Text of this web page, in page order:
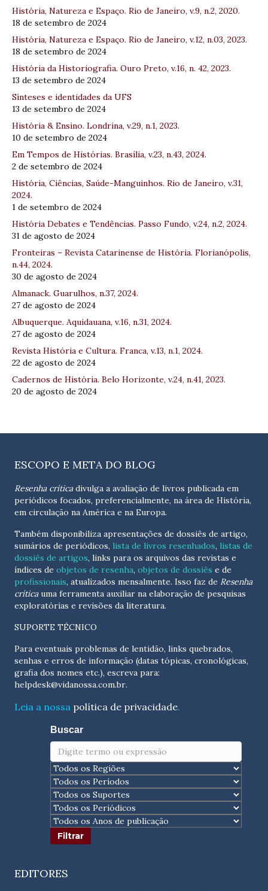
História, Natureza e Espaço. Rio de Janeiro, v.9, n.2, 2020.
18 de setembro de 2024
História, Natureza e Espaço. Rio de Janeiro, v.12, n.03, 2023.
18 de setembro de 2024
História da Historiografia. Ouro Preto, v.16, n. 42, 2023.
13 de setembro de 2024
Sínteses e identidades da UFS
13 de setembro de 2024
História & Ensino. Londrina, v.29, n.1, 2023.
10 de setembro de 2024
Em Tempos de Histórias. Brasília, v.23, n.43, 2024.
2 de setembro de 2024
História, Ciências, Saúde-Manguinhos. Rio de Janeiro, v.31,
2024.
1 de setembro de 2024
História Debates e Tendências. Passo Fundo, v.24, n.2, 2024.
31 de agosto de 2024
Fronteiras – Revista Catarinense de História. Florianópolis,
n.44, 2024.
30 de agosto de 2024
Almanack. Guarulhos, n.37, 2024.
27 de agosto de 2024
Albuquerque. Aquidauana, v.16, n.31, 2024.
27 de agosto de 2024
Revista História e Cultura. Franca, v.13, n.1, 2024.
22 de agosto de 2024
Cadernos de História. Belo Horizonte, v.24, n.41, 2023.
20 de agosto de 2024
ESCOPO E META DO BLOG
Resenha críticadivulga a avaliação de livros publicada em
periódicos focados, preferencialmente, na área de História,
em circulação na América e na Europa.
Também disponibiliza apresentações de dossiês de artigo,
sumários de periódicos, lista de livros resenhados, listas de
dossiês de artigos, links para os arquivos das revistas e
índices de objetos de resenha, objetos de dossiês e de
profissionais, atualizados mensalmente. Isso faz de Resenha
críticauma ferramenta auxiliar na elaboração de pesquisas
exploratórias e revisões da literatura.
SUPORTE TÉCNICO
Para eventuais problemas de lentidão, links quebrados,
senhas e erros de informação (datas tópicas, cronológicas,
helpdesk@vidanossa.com.br.
Leia a nossa política de privacidade.
Buscar
EDITORES